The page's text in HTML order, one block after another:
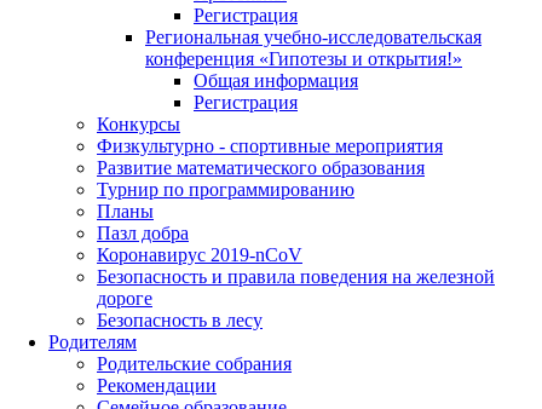
Регистрация
Региональная учебно-исследовательская
конференция «Гипотезы и открытия!»
Общая информация
Регистрация
Конкурсы
Физкультурно - спортивные мероприятия
Развитие математического образования
Турнир по программированию
Планы
Пазл добра
Коронавирус 2019-nCoV
Безопасность и правила поведения на железной
дороге
Безопасность в лесу
Родителям
Родительские собрания
Рекомендации